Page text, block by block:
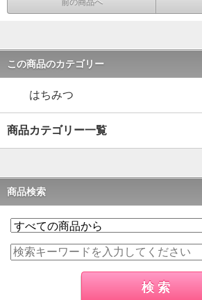
前の商品へ
この商品のカテゴリー
はちみつ
商品カテゴリー一覧
商品検索